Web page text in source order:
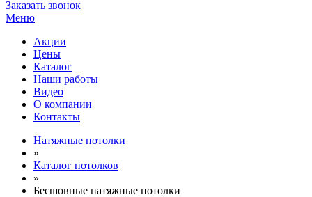
Заказать звонок
Меню
Акции
Цены
Каталог
Наши работы
Видео
О компании
Контакты
Натяжные потолки
»
Каталог потолков
»
Бесшовные натяжные потолки